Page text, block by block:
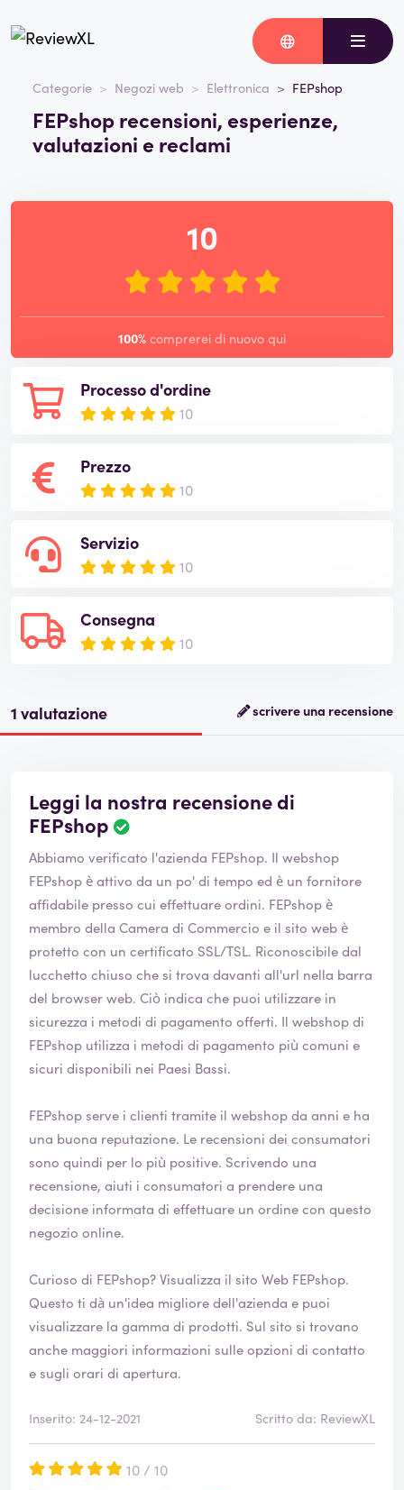
Categorie Negozi web Elettronica FEPshop
FEPshop recensioni, esperienze,
valutazioni e reclami
Processo d'ordine
10
Prezzo
10
Servizio
10
Consegna
10
10
100% comprerei di nuovo qui
1 valutazione scrivere una recensione
Leggi la nostra recensione di
FEPshop
Abbiamo verificato l'azienda FEPshop. Il webshop
FEPshop è attivo da un po' di tempo ed è un fornitore
affidabile presso cui effettuare ordini. FEPshop è
membro della Camera di Commercio e il sito web è
protetto con un certificato SSL/TSL. Riconoscibile dal
lucchetto chiuso che si trova davanti all'url nella barra
del browser web. Ciò indica che puoi utilizzare in
sicurezza i metodi di pagamento offerti. Il webshop di
FEPshop utilizza i metodi di pagamento più comuni e
sicuri disponibili nei Paesi Bassi.
FEPshop serve i clienti tramite il webshop da anni e ha
una buona reputazione. Le recensioni dei consumatori
sono quindi per lo più positive. Scrivendo una
recensione, aiuti i consumatori a prendere una
decisione informata di effettuare un ordine con questo
negozio online.
Curioso di FEPshop? Visualizza il sito Web FEPshop.
Questo ti dà un'idea migliore dell'azienda e puoi
visualizzare la gamma di prodotti. Sul sito si trovano
anche maggiori informazioni sulle opzioni di contatto
e sugli orari di apertura.
Inserito: 24-12-2021 Scritto da: ReviewXL
10 / 10